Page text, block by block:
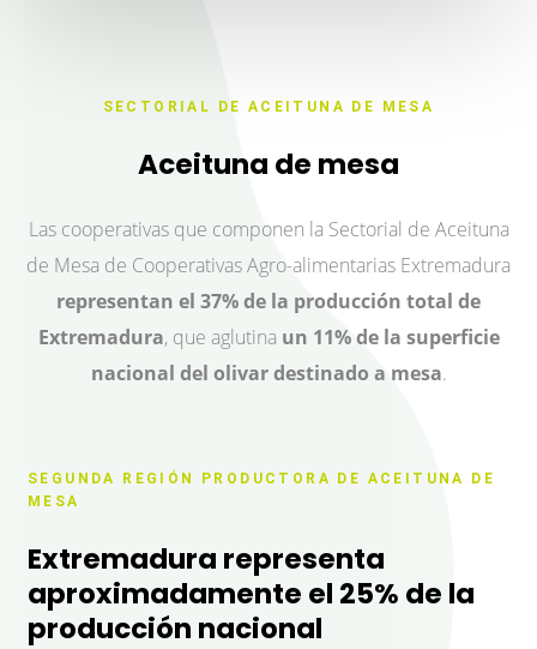
SECTORIAL DE ACEITUNA DE MESA
Aceituna de mesa
Las cooperativas que componen la Sectorial de Aceituna
de Mesa de Cooperativas Agro-alimentarias Extremadura
representan el 37% de la producción total de
Extremadura, que aglutina un 11% de la superficie
nacional del olivar destinado a mesa.
SEGUNDA REGIÓN PRODUCTORA DE ACEITUNA DE
MESA
Extremadura representa
aproximadamente el 25% de la
producción nacional